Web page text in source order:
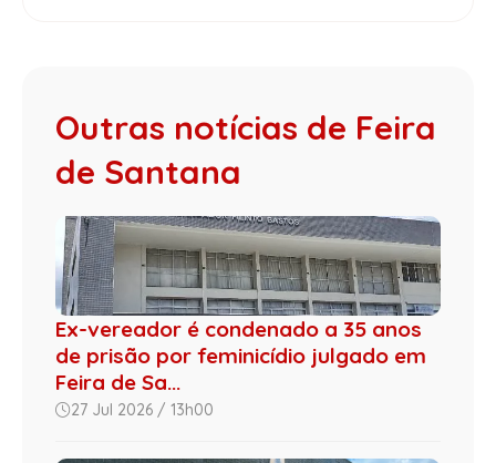
Outras notícias de Feira
de Santana
Ex-vereador é condenado a 35 anos
de prisão por feminicídio julgado em
Feira de Sa...
27 Jul 2026 / 13h00